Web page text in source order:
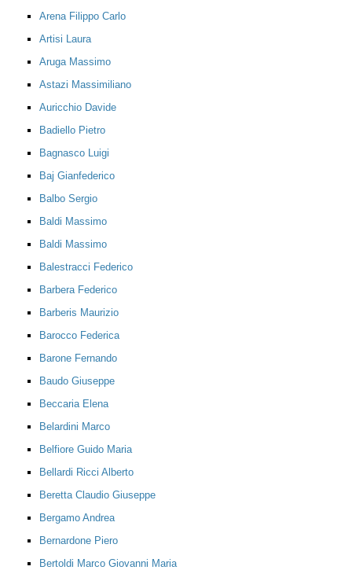
Arena Filippo Carlo
Artisi Laura
Aruga Massimo
Astazi Massimiliano
Auricchio Davide
Badiello Pietro
Bagnasco Luigi
Baj Gianfederico
Balbo Sergio
Baldi Massimo
Baldi Massimo
Balestracci Federico
Barbera Federico
Barberis Maurizio
Barocco Federica
Barone Fernando
Baudo Giuseppe
Beccaria Elena
Belardini Marco
Belfiore Guido Maria
Bellardi Ricci Alberto
Beretta Claudio Giuseppe
Bergamo Andrea
Bernardone Piero
Bertoldi Marco Giovanni Maria